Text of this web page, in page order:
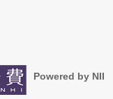
Powered by NII